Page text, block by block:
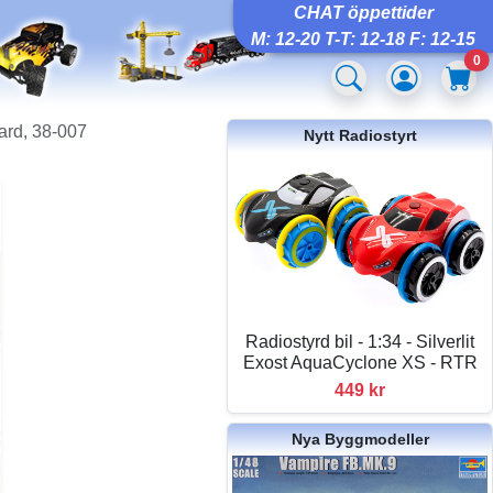
CHAT öppettider
M: 12-20 T-T: 12-18 F: 12-15
0
38-007 Nytt Radiostyrt
Radiostyrd bil - 1:34 - Silverlit
Exost AquaCyclone XS - RTR
449 kr
Nya Byggmodeller